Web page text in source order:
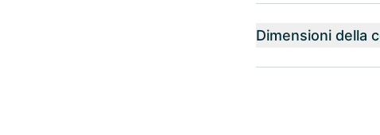
Dimensioni della